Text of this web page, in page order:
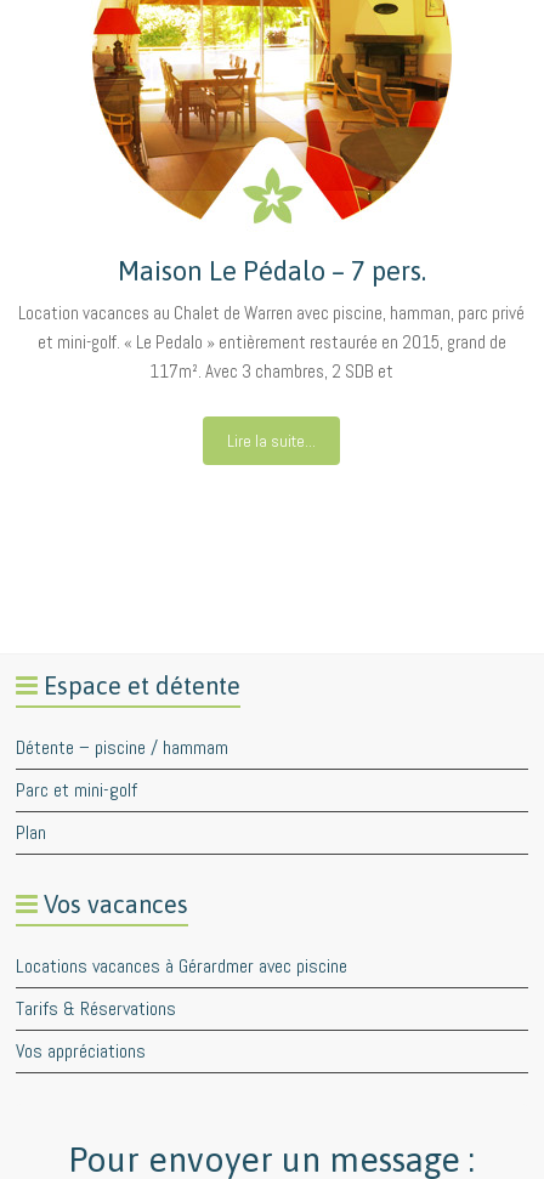
Maison Le Pédalo – 7 pers.
Location vacances au Chalet de Warren avec piscine, hamman, parc privé
et mini-golf. « Le Pedalo » entièrement restaurée en 2015, grand de
117m². Avec 3 chambres, 2 SDB et
Lire la suite...
Espace et détente
Détente – piscine / hammam
Parc et mini-golf
Plan
Vos vacances
Locations vacances à Gérardmer avec piscine
Tarifs & Réservations
Vos appréciations
Pour envoyer un message :